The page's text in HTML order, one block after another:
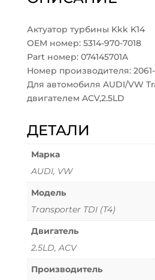
Актуатор турбины Kkk K14
OEM номер: 5314-970-7018
Part номер: 074145701A
Номер производителя: 2061-
Для автомобиля AUDI/VW
двигателем ACV,2.5LD
ДЕТАЛИ
Марка
AUDI, VW
Модель
Transporter TDI (T4)
Двигатель
2.5LD, ACV
Производитель